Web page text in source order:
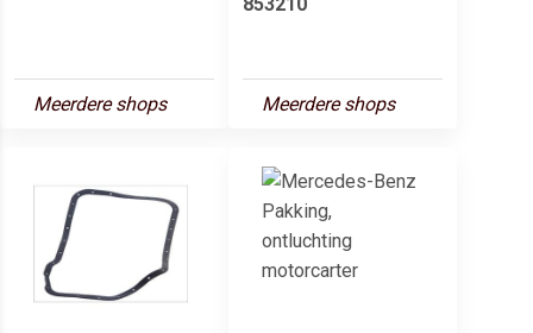
Meerdere shops Meerdere shops